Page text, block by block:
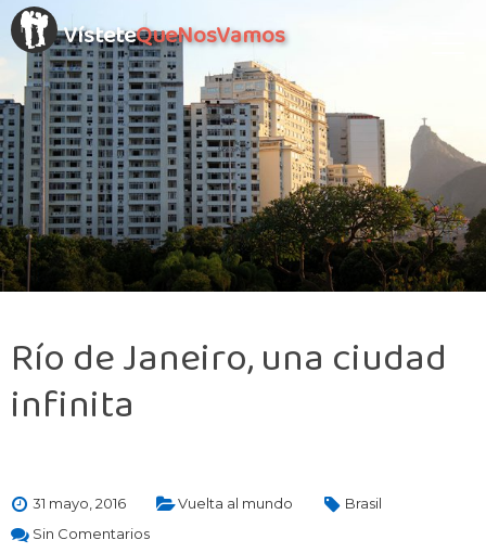
VísteteQueNosVamos
Río de Janeiro, una ciudad
infinita
31 mayo, 2016 Vuelta al mundo
Brasil
Sin Comentarios